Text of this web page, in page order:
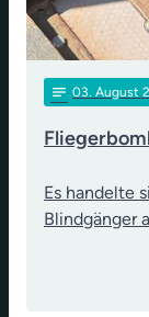
notes 03. August
Es handelte
Blindgänger